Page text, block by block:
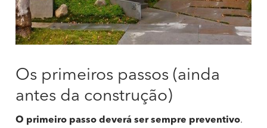
Os primeiros passos (ainda
antes da construção)
O primeiro passo deverá ser sempre preventivo.